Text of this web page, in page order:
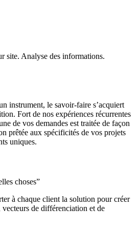
site. Analyse des informations.
instrument, le savoir-faire s’acquiert
Fort de nos expériences récurrentes
de vos demandes est traitée de façon
prêtée aux spécificités de vos projets
uniques.
choses”
à chaque client la solution pour créer
vecteurs de différenciation et de